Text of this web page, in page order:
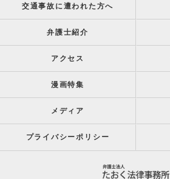
交通事故に遭われた方へ
弁護士紹介
アクセス
漫画特集
メディア
プライバシーポリシー